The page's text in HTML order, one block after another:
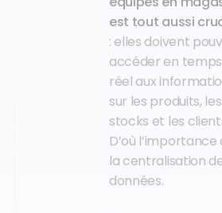
est tout aussi
: elles doivent
accéder en temps
réel aux
sur les produits, les
stocks et les
D’où l’importance
la centralisation
données.